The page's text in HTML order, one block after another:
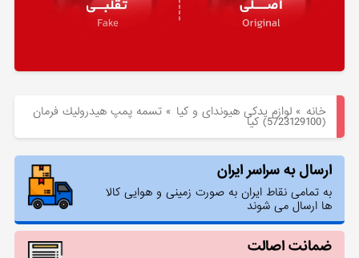
خانه »لوازم یدکی هیوندای و کیا »تسمه پمپ هيدروليك فرمان
(5723129100) کیا
ارسال به سراسر ایران
به تمامی نقاط ایران به صورت زمینی و هوایی کالا
ها ارسال می شوند
ضمانت اصالت